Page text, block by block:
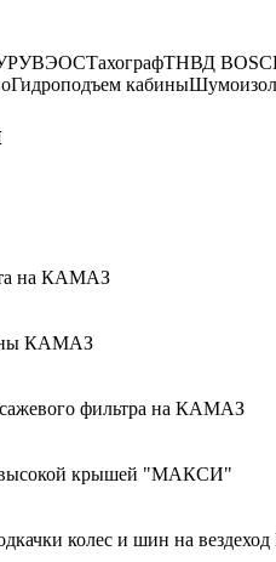
УВЭОСТахографТНВД
Гидроподъем кабины
на КАМАЗ
КАМАЗ
сажевого фильтра на КАМАЗ
высокой крышей "МАКСИ"
колес и шин на